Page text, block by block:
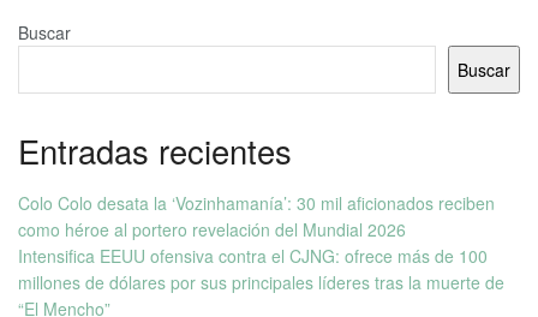
Buscar
Buscar
Entradas recientes
Colo Colo desata la ‘Vozinhamanía’: 30 mil aficionados reciben
como héroe al portero revelación del Mundial 2026
Intensifica EEUU ofensiva contra el CJNG: ofrece más de 100
millones de dólares por sus principales líderes tras la muerte de
“El Mencho”